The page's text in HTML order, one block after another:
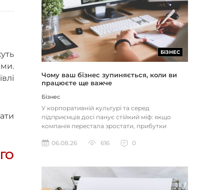
БІЗНЕС
Чому ваш бізнес зупиняється, коли ви
працюєте ще важче
Бізнес
У корпоративній культурі та серед
підприємців досі панує стійкий міф: якщо
компанія перестала зростати, прибутки
06.08.26
616 0